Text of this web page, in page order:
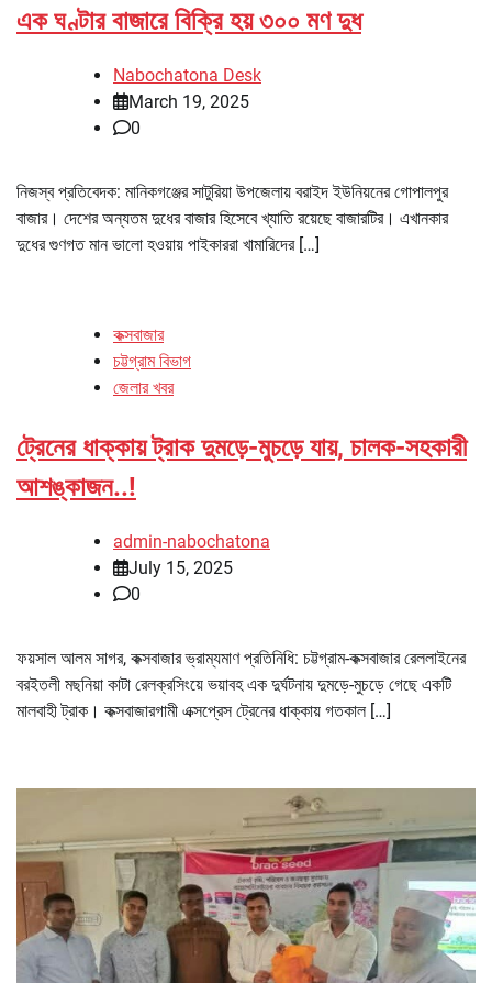
এক ঘণ্টার বাজারে বিক্রি হয় ৩০০ মণ দুধ
Nabochatona Desk
March 19, 2025
0
নিজস্ব প্রতিবেদক: মানিকগঞ্জের সাটুরিয়া উপজেলায় বরাইদ ইউনিয়নের গোপালপুর
বাজার। দেশের অন্যতম দুধের বাজার হিসেবে খ্যাতি রয়েছে বাজারটির। এখানকার
দুধের গুণগত মান ভালো হওয়ায় পাইকাররা খামারিদের […]
কক্সবাজার
চট্টগ্রাম বিভাগ
জেলার খবর
ট্রেনের ধাক্কায় ট্রাক দুমড়ে-মুচড়ে যায়, চালক-সহকারী
আশঙ্কাজন..!
admin-nabochatona
July 15, 2025
0
ফয়সাল আলম সাগর, কক্সবাজার ভ্রাম্যমাণ প্রতিনিধি: চট্টগ্রাম-কক্সবাজার রেললাইনের
বরইতলী মছনিয়া কাটা রেলক্রসিংয়ে ভয়াবহ এক দুর্ঘটনায় দুমড়ে-মুচড়ে গেছে একটি
মালবাহী ট্রাক। কক্সবাজারগামী এক্সপ্রেস ট্রেনের ধাক্কায় গতকাল […]